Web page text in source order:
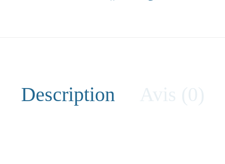
Description